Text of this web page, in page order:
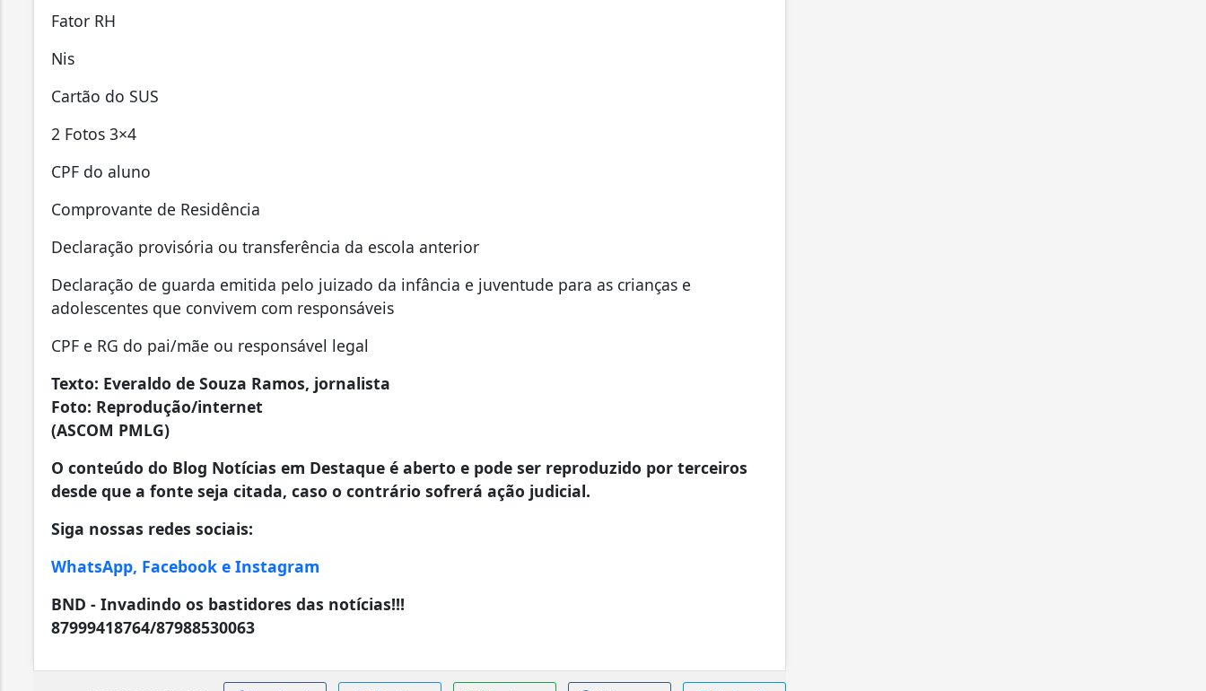
Fator RH
Nis
Cartão do SUS
2 Fotos 3×4
CPF do aluno
Comprovante de Residência
Declaração provisória ou transferência da escola anterior
Declaração de guarda emitida pelo juizado da infância e juventude para as crianças e
adolescentes que convivem com responsáveis
CPF e RG do pai/mãe ou responsável legal
Texto: Everaldo de Souza Ramos, jornalista
Foto: Reprodução/internet
(ASCOM PMLG)
O conteúdo do Blog Notícias em Destaque é aberto e pode ser reproduzido por terceiros
desde que a fonte seja citada, caso o contrário sofrerá ação judicial.
Siga nossas redes sociais:
WhatsApp, Facebook e Instagram
BND - Invadindo os bastidores das notícias!!!
87999418764/87988530063